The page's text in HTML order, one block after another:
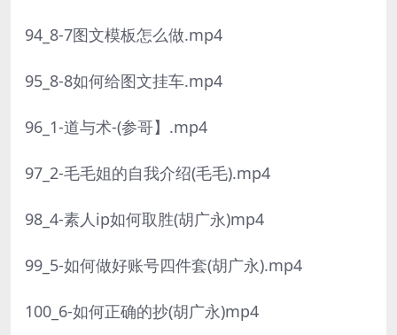
94_8-7图文模板怎么做.mp4
95_8-8如何给图文挂车.mp4
96_1-道与术-(参哥】.mp4
97_2-毛毛姐的自我介绍(毛毛).mp4
98_4-素人ip如何取胜(胡广永)mp4
99_5-如何做好账号四件套(胡广永).mp4
100_6-如何正确的抄(胡广永)mp4